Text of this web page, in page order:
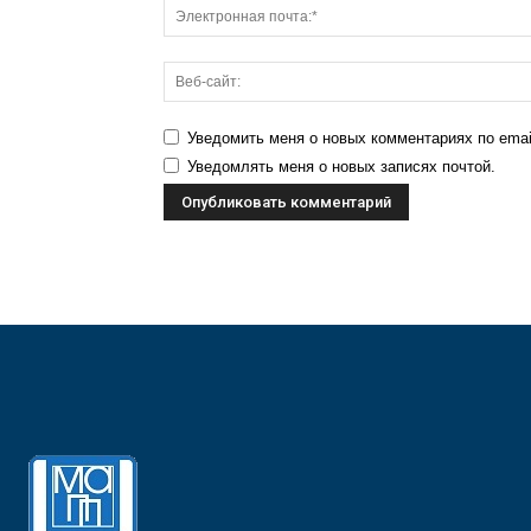
Уведомить меня о новых комментариях по
Уведомлять меня о новых записях почтой.